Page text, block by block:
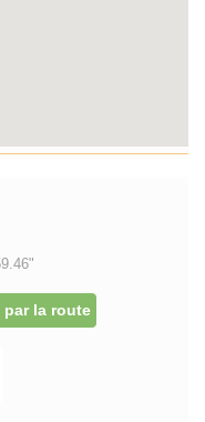
par la route